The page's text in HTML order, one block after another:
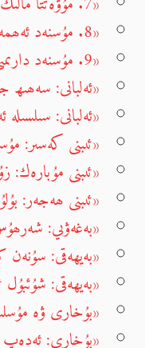
«8. مۇسنەد ئەھمەد»
«9. مۇسنەد دارىمىي»
«ئەلبانى:
«ئەلبانى:
«ئىبنى كەسىر:
«ئىبنى مۇبارەك:
«ئىبنى ھەجەر:
«بەغەۋىي:
«بەيھەقى: سۇنەن
«بەيھەقى: شۇئبۇل
«بۇخارى ۋە
«بۇخارى: ئەدەپ